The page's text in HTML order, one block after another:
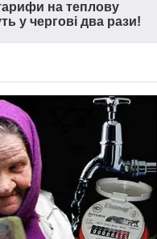
на теплову
у чергові два рази!